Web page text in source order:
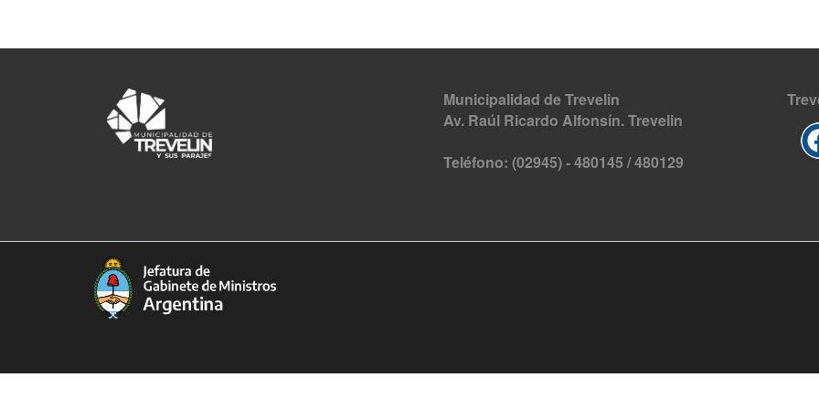
Municipalidad de Trevelin
Av. Raúl Ricardo Alfonsín. Trevelin
Teléfono: (02945) - 480145 / 480129